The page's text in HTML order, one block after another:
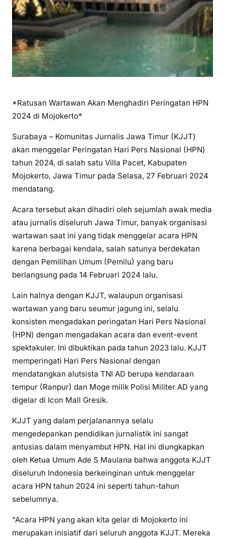
*Ratusan Wartawan Akan Menghadiri Peringatan HPN
2024 di Mojokerto*
Surabaya – Komunitas Jurnalis Jawa Timur (KJJT)
akan menggelar Peringatan Hari Pers Nasional (HPN)
tahun 2024, di salah satu Villa Pacet, Kabupaten
Mojokerto, Jawa Timur pada Selasa, 27 Februari 2024
mendatang.
Acara tersebut akan dihadiri oleh sejumlah awak media
atau jurnalis diseluruh Jawa Timur, banyak organisasi
wartawan saat ini yang tidak menggelar acara HPN
karena berbagai kendala, salah satunya berdekatan
dengan Pemilihan Umum (Pemilu) yang baru
berlangsung pada 14 Februari 2024 lalu.
Lain halnya dengan KJJT, walaupun organisasi
wartawan yang baru seumur jagung ini, selalu
konsisten mengadakan peringatan Hari Pers Nasional
(HPN) dengan mengadakan acara dan event-event
spektakuler. Ini dibuktikan pada tahun 2023 lalu. KJJT
memperingati Hari Pers Nasional dengan
mendatangkan alutsista TNI AD berupa kendaraan
tempur (Ranpur) dan Moge milik Polisi Militer AD yang
digelar di Icon Mall Gresik.
KJJT yang dalam perjalanannya selalu
mengedepankan pendidikan jurnalistik ini sangat
antusias dalam menyambut HPN. Hal ini diungkapkan
oleh Ketua Umum Ade S Maulana bahwa anggota KJJT
diseluruh Indonesia berkeinginan untuk menggelar
acara HPN tahun 2024 ini seperti tahun-tahun
sebelumnya.
“Acara HPN yang akan kita gelar di Mojokerto ini
merupakan inisiatif dari seluruh anggota KJJT. Mereka